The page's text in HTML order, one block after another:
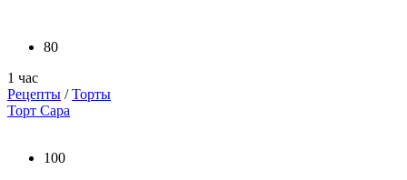
80
1 час
Рецепты /Торты
Торт Сара
100